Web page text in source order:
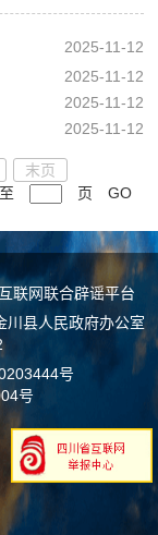
2025-11-12
2025-11-12
2025-11-12
2025-11-12
末页
页 GO
联网联合辟谣平台
川县人民政府办公室
号
号